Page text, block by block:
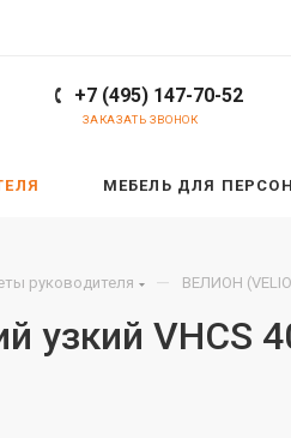
+7 (495) 147-70-52
ЗАКАЗАТЬ ЗВОНОК
МЕБЕЛЬ ДЛЯ
руководителя — ВЕЛИОН
узкий VHCS